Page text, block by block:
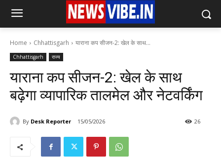
Home Chhattisgarh याराना कप सीजन-2: खेल के साथ...
Chhattisgarh राज्य
याराना कप सीजन-2: खेल के साथ
बढ़ेगा व्यापारिक तालमेल और नेटवर्किंग
By Desk Reporter 15/05/2026 26